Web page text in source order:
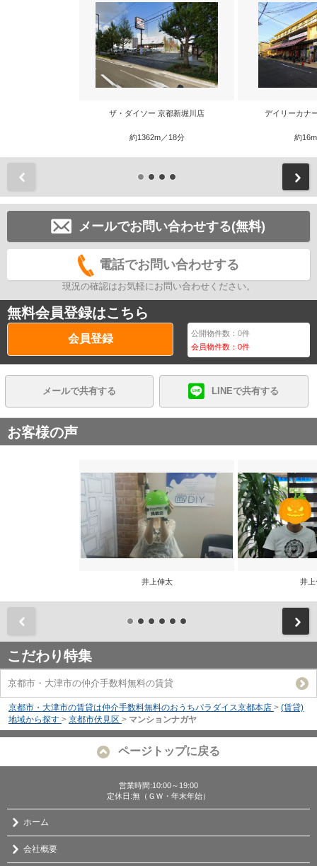
ザ・ダイソー 京都新堀川店
約1362m／18分
デイリーカナ
約
メールでお問い合わせする(無料)
電話でお問い合わせする
現況の確認はお気軽にお問い合わせください。
無料会員登録はこちら
会員登録 公開物件数：0件
会員物件数：0件
メールで共有する LINEで共有する
お客様の声
井上伸太 井上
こだわり特集
京都市・大津市の仲介手数料無料の賃貸
京都市・大津市の賃貸は仲介手数料無料のおうちパラダイス京都本店 > (賃貸)
地域から探す > 京都市伏見区 > マンションナガヤ
ページトップに戻る
営業時間:10:00～19:00
定休日:無（ＧＷ・年末年始）
ホーム
会社概要